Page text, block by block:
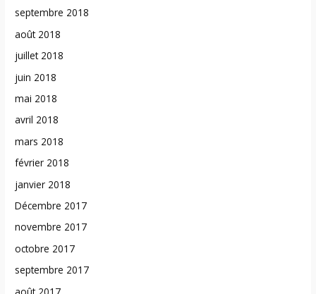
septembre 2018
août 2018
juillet 2018
juin 2018
mai 2018
avril 2018
mars 2018
février 2018
janvier 2018
Décembre 2017
novembre 2017
octobre 2017
septembre 2017
août 2017